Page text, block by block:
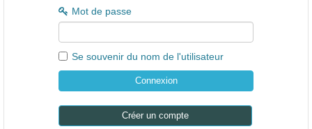
Mot de passe
Se souvenir du nom de l'utilisateur
Créer un compte